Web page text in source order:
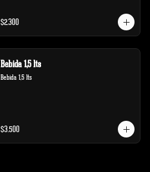
$2.300
Bebida 1,5 lts
Bebida 1,5 lts
$3.500